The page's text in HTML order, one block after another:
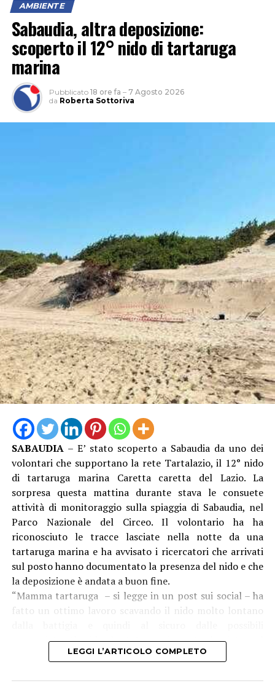
Tra le aree interessate anche Rio Martino, “sul quale
“Quello della difesa della costa – afferma la sindaca
Matilde Celentano – è un impegno strategico per la
nostra amministrazione, perché significa proteggere il
territorio e l’ambiente, risorse fondamentale per lo
L’approvazione del progetto esecutivo e l’avvio delle
procedure per l’affidamento dei lavori rappresentano
un passo concreto verso interventi attesi e necessari. La
collaborazione con il Comune di Sabaudia, con Latina
ente capofila, ci consente di affrontare il fenomeno
dell’erosione con una visione più ampia e coordinata.
Particolare attenzione è rivolta a Rio Martino, ma anche
a Foce Verde, aree di grande valore ambientale e
strategico per il nostro litorale, sulle quali intendiamo
continuare a investire per garantirne la tutela e la piena
valorizzazione”.
“Con la pubblicazione della determina a contrarre
Dopo la fase di progettazione e l’ottenimento delle
risorse, oggi entriamo nella fase che porterà
AMBIENTE
Sabaudia, altra deposizione:
scoperto il 12° nido di tartaruga
marina
Pubblicato 18 ore fa – 7 Agosto 2026
da Roberta Sottoriva
SABAUDIA– E’ stato scoperto a Sabaudia da uno dei
volontari che supportano la rete Tartalazio, il 12° nido
di tartaruga marina Caretta caretta del Lazio. La
sorpresa questa mattina durante stava le consuete
attività di monitoraggio sulla spiaggia di Sabaudia, nel
Parco Nazionale del Circeo. Il volontario ha ha
riconosciuto le tracce lasciate nella notte da una
tartaruga marina e ha avvisato i ricercatori che arrivati
sul posto hanno documentato la presenza del nido e che
la deposizione è andata a buon fine.
“Mamma tartaruga – si legge in un post sui social – ha
fatto un ottimo lavoro scavando il nido molto lontano
mareggiate. Il nido è stato ovviamente lasciato sul
posto. La schiusa è prevista per fine settembre”.
Parco Nazionale del Circeo: “Conferma la notevole
LEGGI L’ARTICOLO COMPLETO